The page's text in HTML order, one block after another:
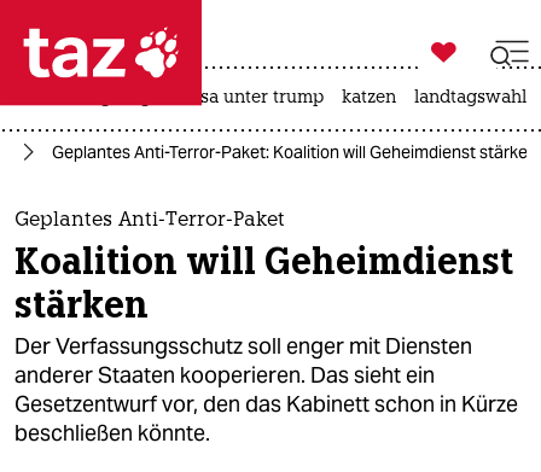
 taz zahl ich
taz zahl ich
themen
politik
öko
gesellschaft
kultur

taz zahl ich
usa unter trump katzen landtagswahl
Geplantes Anti-Terror-Paket: Koalition will Geheimdienst stärken
Geplantes Anti-Terror-Paket
Koalition will Geheimdienst
stärken
Der Verfassungsschutz soll enger mit Diensten
anderer Staaten kooperieren. Das sieht ein
Gesetzentwurf vor, den das Kabinett schon in Kürze
beschließen könnte.